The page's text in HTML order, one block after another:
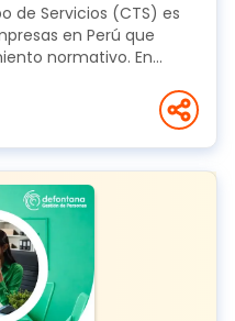
de Servicios (CTS) es
en Perú que
normativo. En...